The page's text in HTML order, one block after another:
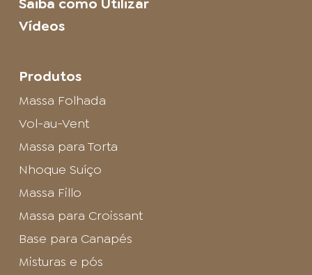
Vídeos
Produtos
Massa Folhada
Vol-au-Vent
Massa para Torta
Nhoque Suíço
Massa Fillo
Massa para Croissant
Base para Canapés
Misturas e pós